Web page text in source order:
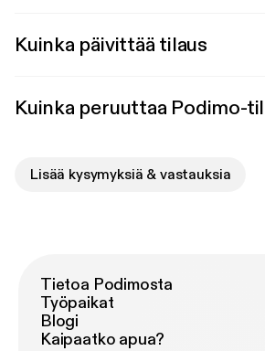
Kuinka päivittää tilaus
Kuinka peruuttaa Podimo-
Lisää kysymyksiä & vastauksia
Tietoa Podimosta
Työpaikat
Blogi
Kaipaatko apua?